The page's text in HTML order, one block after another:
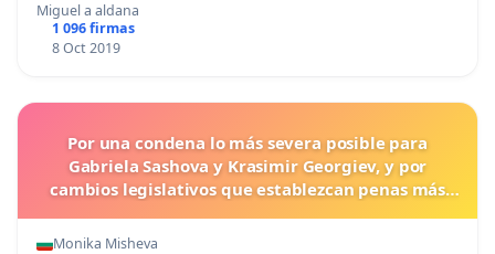
Miguel a aldana
1 096 firmas
8 Oct 2019
Por una condena lo más severa posible para
Gabriela Sashova y Krasimir Georgiev, y por
cambios legislativos que establezcan penas más
Monika Misheva